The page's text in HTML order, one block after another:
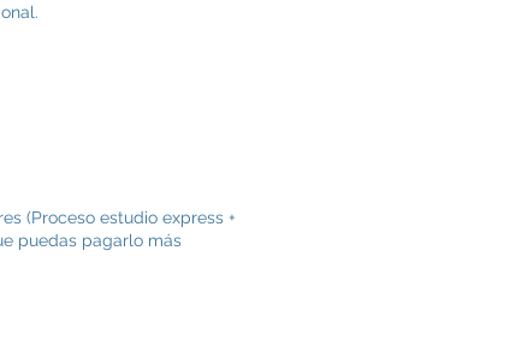
(Proceso estudio express +
puedas pagarlo más